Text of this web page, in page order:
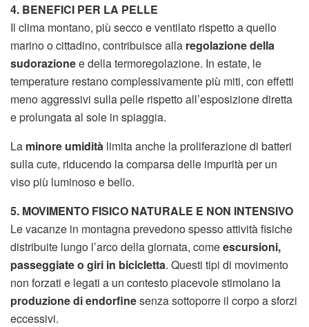
4. BENEFICI PER LA PELLE
Il clima montano, più secco e ventilato rispetto a quello
marino o cittadino, contribuisce alla regolazione della
sudorazionee della termoregolazione. In estate, le
temperature restano complessivamente più miti, con effetti
meno aggressivi sulla pelle rispetto all’esposizione diretta
e prolungata al sole in spiaggia.
La minore umidità limita anche la proliferazione di batteri
sulla cute, riducendo la comparsa delle impurità per un
viso più luminoso e bello.
5. MOVIMENTO FISICO NATURALE E NON INTENSIVO
Le vacanze in montagna prevedono spesso attività fisiche
distribuite lungo l’arco della giornata, comeescursioni,
passeggiate o giri in bicicletta. Questi tipi di movimento
non forzati e legati a un contesto piacevole stimolano la
produzione di endorfinesenza sottoporre il corpo a sforzi
eccessivi.